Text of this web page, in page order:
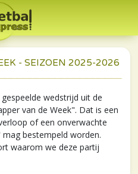
- SEIZOEN 2025-2026
wedstrijd uit de
van de Week". Dat is een
of een onverwachte
bestempeld worden.
waarom we deze partij